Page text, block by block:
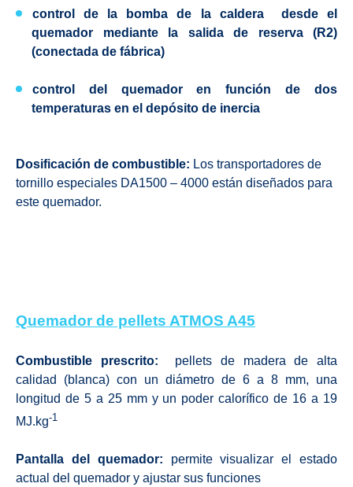
control de la bomba de la caldera
desde el
quemador mediante la salida de reserva (R2)
(conectada de fábrica)
control del quemador en función de dos
temperaturas en el depósito de inercia
Dosificación de combustible: Los transportadores de
tornillo especiales DA1500 – 4000 están diseñados para
este quemador.
Quemador de pellets ATMOS A45
Combustible prescrito:
pellets de madera de alta
calidad (blanca) con un diámetro de 6 a 8 mm, una
longitud de 5 a 25 mm y un poder calorífico de 16 a 19
MJ.kg-1
Pantalla del quemador: permite visualizar el estado
actual del quemador y ajustar sus funciones